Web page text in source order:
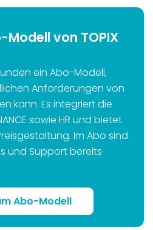
Modell von TOPIX
ein Abo-Modell,
Anforderungen von
kann. Es integriert die
sowie HR und bietet
Im Abo sind
und Support bereits
Abo-Modell